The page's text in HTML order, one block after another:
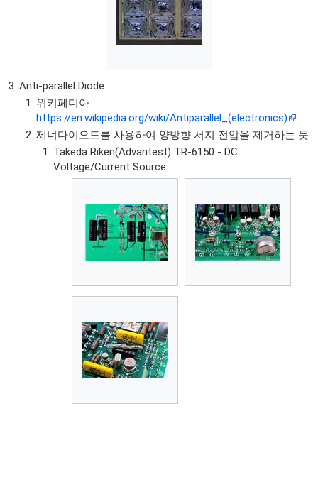
Anti-parallel Diode
위키페디아
https://en.wikipedia.org/wiki/Antiparallel_(electronics)
제너다이오드를 사용하여 양방향 서지 전압을 제거하는 듯
Takeda Riken(Advantest) TR-6150 - DC
Voltage/Current Source